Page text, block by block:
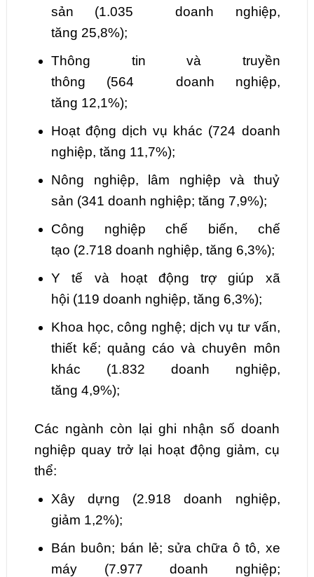
sản (1.035
doanh nghiệp,
tăng 25,8%);
Thông tin và truyền
thông (564
doanh nghiệp,
tăng 12,1%);
Hoạt động dịch vụ khác (724 doanh
nghiệp, tăng 11,7%);
Nông nghiệp, lâm nghiệp và thuỷ
sản (341doanh nghiệp; tăng 7,9%);
Công nghiệp chế biến, chế
tạo (2.718doanh nghiệp, tăng 6,3%);
Y tế và hoạt động trợ giúp xã
hội (119doanh nghiệp, tăng 6,3%);
Khoa học, công nghệ; dịch vụ tư vấn,
thiết kế; quảng cáo và chuyên môn
khác (1.832 doanh nghiệp,
tăng4,9%);
Các ngành còn lại ghi nhận số doanh
nghiệp quay trở lại hoạt động giảm, cụ
thể:
Xây dựng (2.918doanh nghiệp,
giảm 1,2%);
Bán buôn; bán lẻ; sửa chữa ô tô, xe
máy (7.977doanh nghiệp;